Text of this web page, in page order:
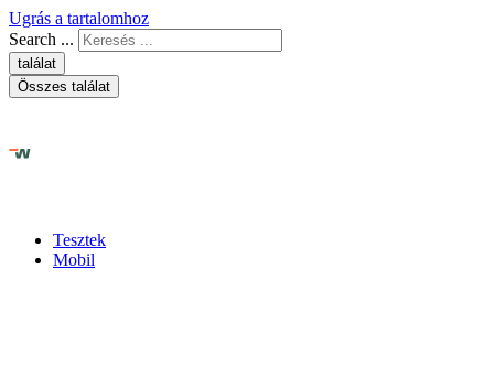
Ugrás a tartalomhoz
Search ...
találat
Összes találat
Tesztek
Mobil